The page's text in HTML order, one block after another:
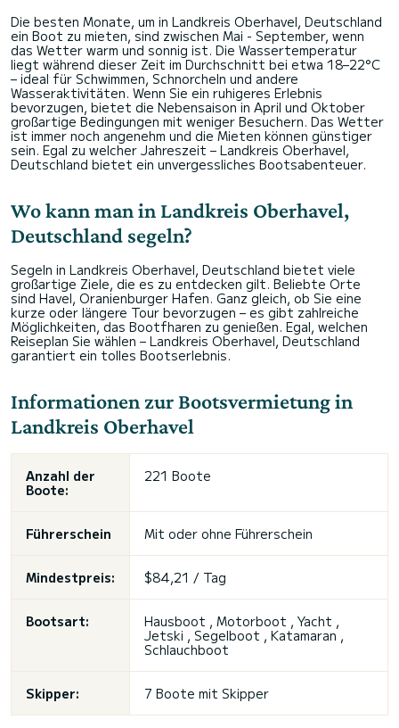
Die besten Monate, um in Landkreis Oberhavel, Deutschland
ein Boot zu mieten, sind zwischen Mai - September, wenn
das Wetter warm und sonnig ist. Die Wassertemperatur
liegt während dieser Zeit im Durchschnitt bei etwa 18–22°C
– ideal für Schwimmen, Schnorcheln und andere
Wasseraktivitäten. Wenn Sie ein ruhigeres Erlebnis
bevorzugen, bietet die Nebensaison in April und Oktober
großartige Bedingungen mit weniger Besuchern. Das Wetter
ist immer noch angenehm und die Mieten können günstiger
sein. Egal zu welcher Jahreszeit – Landkreis Oberhavel,
Deutschland bietet ein unvergessliches Bootsabenteuer.
Wo kann man in Landkreis Oberhavel,
Deutschland segeln?
Segeln in Landkreis Oberhavel, Deutschland bietet viele
großartige Ziele, die es zu entdecken gilt. Beliebte Orte
sind Havel, Oranienburger Hafen. Ganz gleich, ob Sie eine
kurze oder längere Tour bevorzugen – es gibt zahlreiche
Möglichkeiten, das Bootfharen zu genießen. Egal, welchen
Reiseplan Sie wählen – Landkreis Oberhavel, Deutschland
garantiert ein tolles Bootserlebnis.
Informationen zur Bootsvermietung in
Landkreis Oberhavel
Anzahl der
Boote:
221 Boote
Führerschein Mit oder ohne Führerschein
Mindestpreis: $84,21 / Tag
Bootsart:
Hausboot , Motorboot , Yacht ,
Jetski , Segelboot , Katamaran ,
Schlauchboot
Skipper: 7 Boote mit Skipper